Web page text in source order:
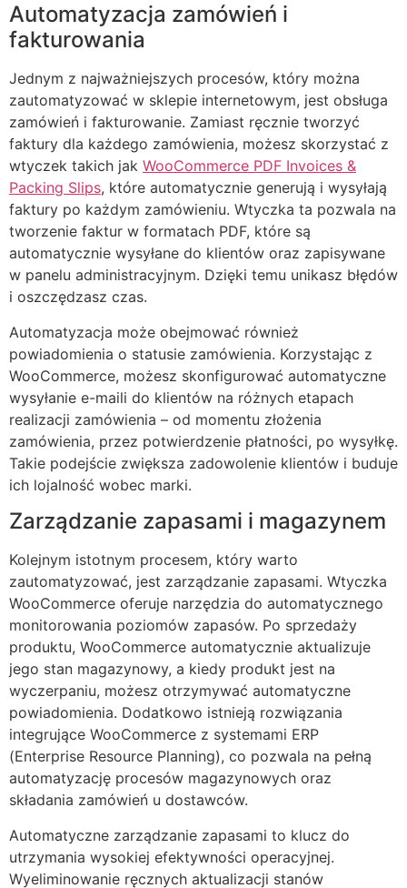
Automatyzacja zamówień i
fakturowania
Jednym z najważniejszych procesów, który można
zautomatyzować w sklepie internetowym, jest obsługa
zamówień i fakturowanie. Zamiast ręcznie tworzyć
faktury dla każdego zamówienia, możesz skorzystać z
wtyczek takich jak WooCommerce PDF Invoices &
Packing Slips, które automatycznie generują i wysyłają
faktury po każdym zamówieniu. Wtyczka ta pozwala na
tworzenie faktur w formatach PDF, które są
automatycznie wysyłane do klientów oraz zapisywane
w panelu administracyjnym. Dzięki temu unikasz błędów
i oszczędzasz czas.
Automatyzacja może obejmować również
powiadomienia o statusie zamówienia. Korzystając z
WooCommerce, możesz skonfigurować automatyczne
wysyłanie e-maili do klientów na różnych etapach
realizacji zamówienia – od momentu złożenia
zamówienia, przez potwierdzenie płatności, po wysyłkę.
Takie podejście zwiększa zadowolenie klientów i buduje
ich lojalność wobec marki.
Zarządzanie zapasami i magazynem
Kolejnym istotnym procesem, który warto
zautomatyzować, jest zarządzanie zapasami. Wtyczka
WooCommerce oferuje narzędzia do automatycznego
monitorowania poziomów zapasów. Po sprzedaży
produktu, WooCommerce automatycznie aktualizuje
jego stan magazynowy, a kiedy produkt jest na
wyczerpaniu, możesz otrzymywać automatyczne
powiadomienia. Dodatkowo istnieją rozwiązania
integrujące WooCommerce z systemami ERP
(Enterprise Resource Planning), co pozwala na pełną
automatyzację procesów magazynowych oraz
składania zamówień u dostawców.
Automatyczne zarządzanie zapasami to klucz do
utrzymania wysokiej efektywności operacyjnej.
Wyeliminowanie ręcznych aktualizacji stanów